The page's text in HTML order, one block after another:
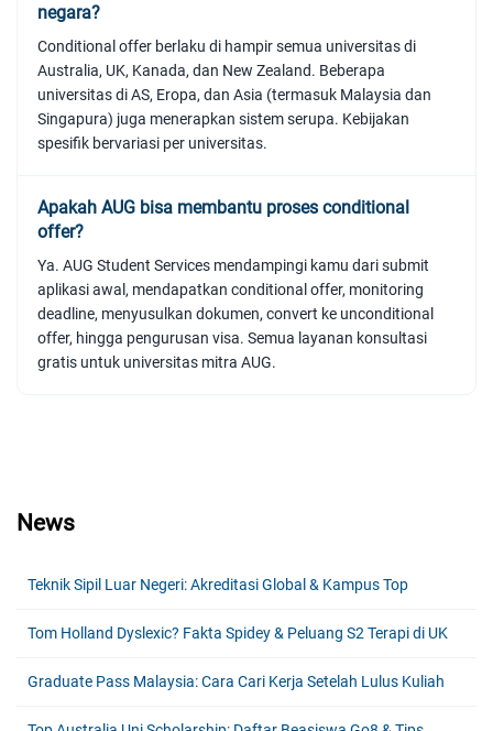
negara?
Conditional offer berlaku di hampir semua universitas di
Australia, UK, Kanada, dan New Zealand. Beberapa
universitas di AS, Eropa, dan Asia (termasuk Malaysia dan
Singapura) juga menerapkan sistem serupa. Kebijakan
spesifik bervariasi per universitas.
Apakah AUG bisa membantu proses conditional
offer?
Ya. AUG Student Services mendampingi kamu dari submit
aplikasi awal, mendapatkan conditional offer, monitoring
deadline, menyusulkan dokumen, convert ke unconditional
offer, hingga pengurusan visa. Semua layanan konsultasi
gratis untuk universitas mitra AUG.
News
Teknik Sipil Luar Negeri: Akreditasi Global & Kampus Top
Tom Holland Dyslexic? Fakta Spidey & Peluang S2 Terapi di UK
Graduate Pass Malaysia: Cara Cari Kerja Setelah Lulus Kuliah